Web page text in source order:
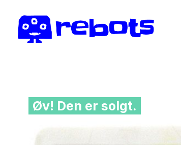
Øv! Den er solgt.